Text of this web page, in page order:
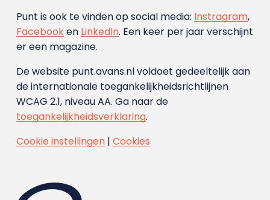
Punt is ook te vinden op social media: Instragram,
Facebooken LinkedIn. Een keer per jaar verschijnt
er een magazine.
De website punt.avans.nl voldoet gedeeltelijk aan
de internationale toegankelijkheidsrichtlijnen
WCAG 2.1, niveau AA. Ga naar de
toegankelijkheidsverklaring.
Cookie instellingen| Cookies